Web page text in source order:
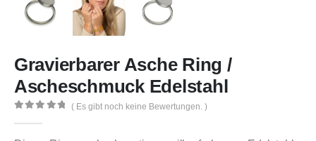
Gravierbarer Asche Ring /
Ascheschmuck Edelstahl
( Es gibt noch keine Bewertungen. )